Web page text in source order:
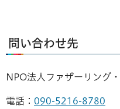
問い合わせ先
NPO法人ファザーリング
電話： 090-5216-8780